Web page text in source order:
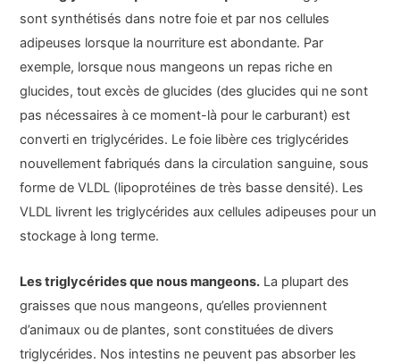
sont synthétisés dans notre foie et par nos cellules
adipeuses lorsque la nourriture est abondante. Par
exemple, lorsque nous mangeons un repas riche en
glucides, tout excès de glucides (des glucides qui ne sont
pas nécessaires à ce moment-là pour le carburant) est
converti en triglycérides. Le foie libère ces triglycérides
nouvellement fabriqués dans la circulation sanguine, sous
forme de VLDL (lipoprotéines de très basse densité). Les
VLDL livrent les triglycérides aux cellules adipeuses pour un
stockage à long terme.
Les triglycérides que nous mangeons. La plupart des
graisses que nous mangeons, qu’elles proviennent
d’animaux ou de plantes, sont constituées de divers
triglycérides. Nos intestins ne peuvent pas absorber les